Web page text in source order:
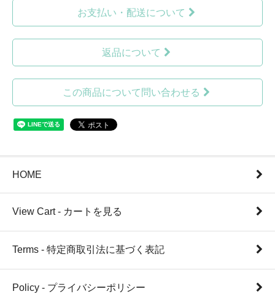
お支払い・配送について
返品について
この商品について問い合わせる
HOME
View Cart - カートを見る
Terms - 特定商取引法に基づく表記
Policy - プライバシーポリシー